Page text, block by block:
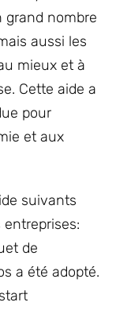
grand nombre
aussi les
mieux et à
Cette aide a
pour
et aux
suivants
de
a été adopté.